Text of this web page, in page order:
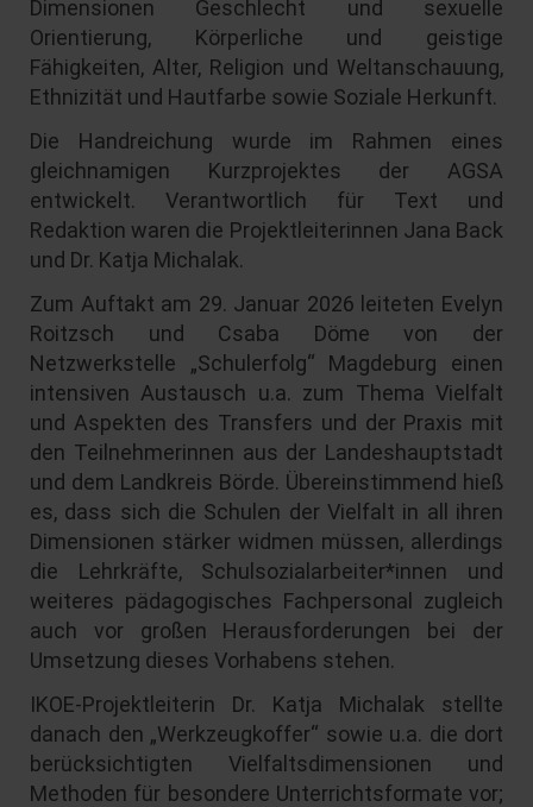
Dimensionen Geschlecht und sexuelle
Orientierung, Körperliche und geistige
Fähigkeiten, Alter, Religion und Weltanschauung,
Ethnizität und Hautfarbe sowie Soziale Herkunft.
Die Handreichung wurde im Rahmen eines
gleichnamigen Kurzprojektes der AGSA
entwickelt. Verantwortlich für Text und
Redaktion waren die Projektleiterinnen Jana Back
und Dr. Katja Michalak.
Zum Auftakt am 29. Januar 2026 leiteten Evelyn
Roitzsch und Csaba Döme von der
Netzwerkstelle „Schulerfolg“ Magdeburg einen
intensiven Austausch u.a. zum Thema Vielfalt
und Aspekten des Transfers und der Praxis mit
den Teilnehmerinnen aus der Landeshauptstadt
und dem Landkreis Börde. Übereinstimmend hieß
es, dass sich die Schulen der Vielfalt in all ihren
Dimensionen stärker widmen müssen, allerdings
die Lehrkräfte, Schulsozialarbeiter*innen und
weiteres pädagogisches Fachpersonal zugleich
auch vor großen Herausforderungen bei der
Umsetzung dieses Vorhabens stehen.
IKOE-Projektleiterin Dr. Katja Michalak stellte
danach den „Werkzeugkoffer“ sowie u.a. die dort
berücksichtigten Vielfaltsdimensionen und
Methoden für besondere Unterrichtsformate vor;